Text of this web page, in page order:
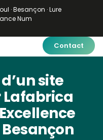
· Besançon · Lure
Num
Contact
site